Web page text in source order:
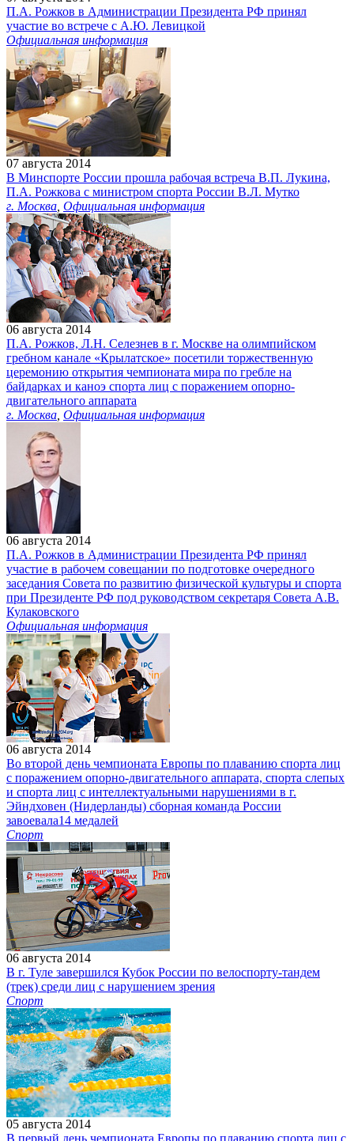
П.А. Рожков в Администрации Президента РФ принял
участие во встрече с А.Ю. Левицкой
Официальная информация
07 августа 2014
В Минспорте России прошла рабочая встреча В.П. Лукина,
П.А. Рожкова с министром спорта России В.Л. Мутко
г. Москва Официальная информация
06 августа 2014
П.А. Рожков, Л.Н. Селезнев в г. Москве на олимпийском
гребном канале «Крылатское» посетили торжественную
церемонию открытия чемпионата мира по гребле на
байдарках и каноэ спорта лиц с поражением опорно-
двигательного аппарата
г. Москва Официальная информация
06 августа 2014
П.А. Рожков в Администрации Президента РФ принял
участие в рабочем совещании по подготовке очередного
заседания Совета по развитию физической культуры и спорта
при Президенте РФ под руководством секретаря Совета А.В.
Кулаковского
Официальная информация
06 августа 2014
Во второй день чемпионата Европы по плаванию спорта лиц
с поражением опорно-двигательного аппарата, спорта слепых
и спорта лиц с интеллектуальными нарушениями в г.
Эйндховен (Нидерланды) сборная команда России
завоевала14 медалей
Спорт
06 августа 2014
В г. Туле завершился Кубок России по велоспорту-тандем
(трек) среди лиц с нарушением зрения
Спорт
05 августа 2014